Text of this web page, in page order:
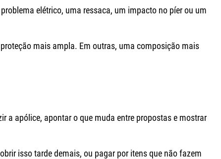
elétrico, uma ressaca, um impacto no píer ou um
mais ampla. Em outras, uma composição mais
a apólice, apontar o que muda entre propostas e mostrar
isso tarde demais, ou pagar por itens que não fazem